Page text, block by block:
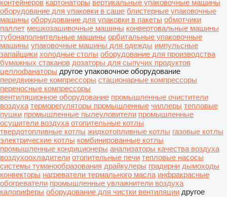
контейнеров картонаторы вертикальные упаковочные машины
оборудование для упаковки в саше блистерные упаковочные
машины оборудование для упаковки в пакеты обмотчики
паллет мешкозашивочные машины конвертовальные машины
тубонаполнительные машины орбитальные упаковочные
машины упаковочные машины для одежды импульсные
запайщики холодные столы оборудование для производства
бумажных стаканов дозаторы для сыпучих продуктов
целлофанаторы другое упаковочное оборудование
передвижные компрессоры стационарные компрессоры
переносные компрессоры
вентиляционное оборудование промышленные очистители
воздуха терморегуляторы промышленные чиллеры тепловые
пушки промышленные пылеуловители промышленные
осушители воздуха отопительные котлы
твердотопливные котлы жидкотопливные котлы газовые котлы
электрические котлы комбинированные котлы
промышленные кондиционеры анализаторы качества воздуха
воздухоохладители отопительные печи тепловые насосы
системы туманообразования драйкулеры градирни дымоходы
конвекторы нагреватели термального масла инфракрасные
обогреватели промышленные увлажнители воздуха
калориферы оборудование для чистки вентиляции другое